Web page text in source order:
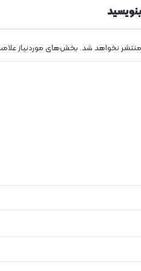
نخواهد شد. بخش‌های موردنیاز